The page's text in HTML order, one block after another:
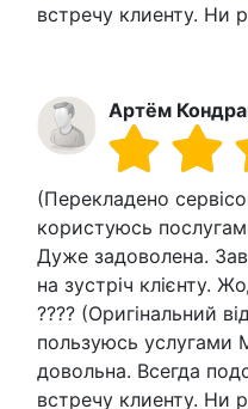
встречу клиенту. Ни
Артём
(Перекладено
користуюсь
Дуже задоволена.
на зустріч клієнту.
???? (Оригінальний
пользуюсь услугами
довольна. Всегда
встречу клиенту. Ни